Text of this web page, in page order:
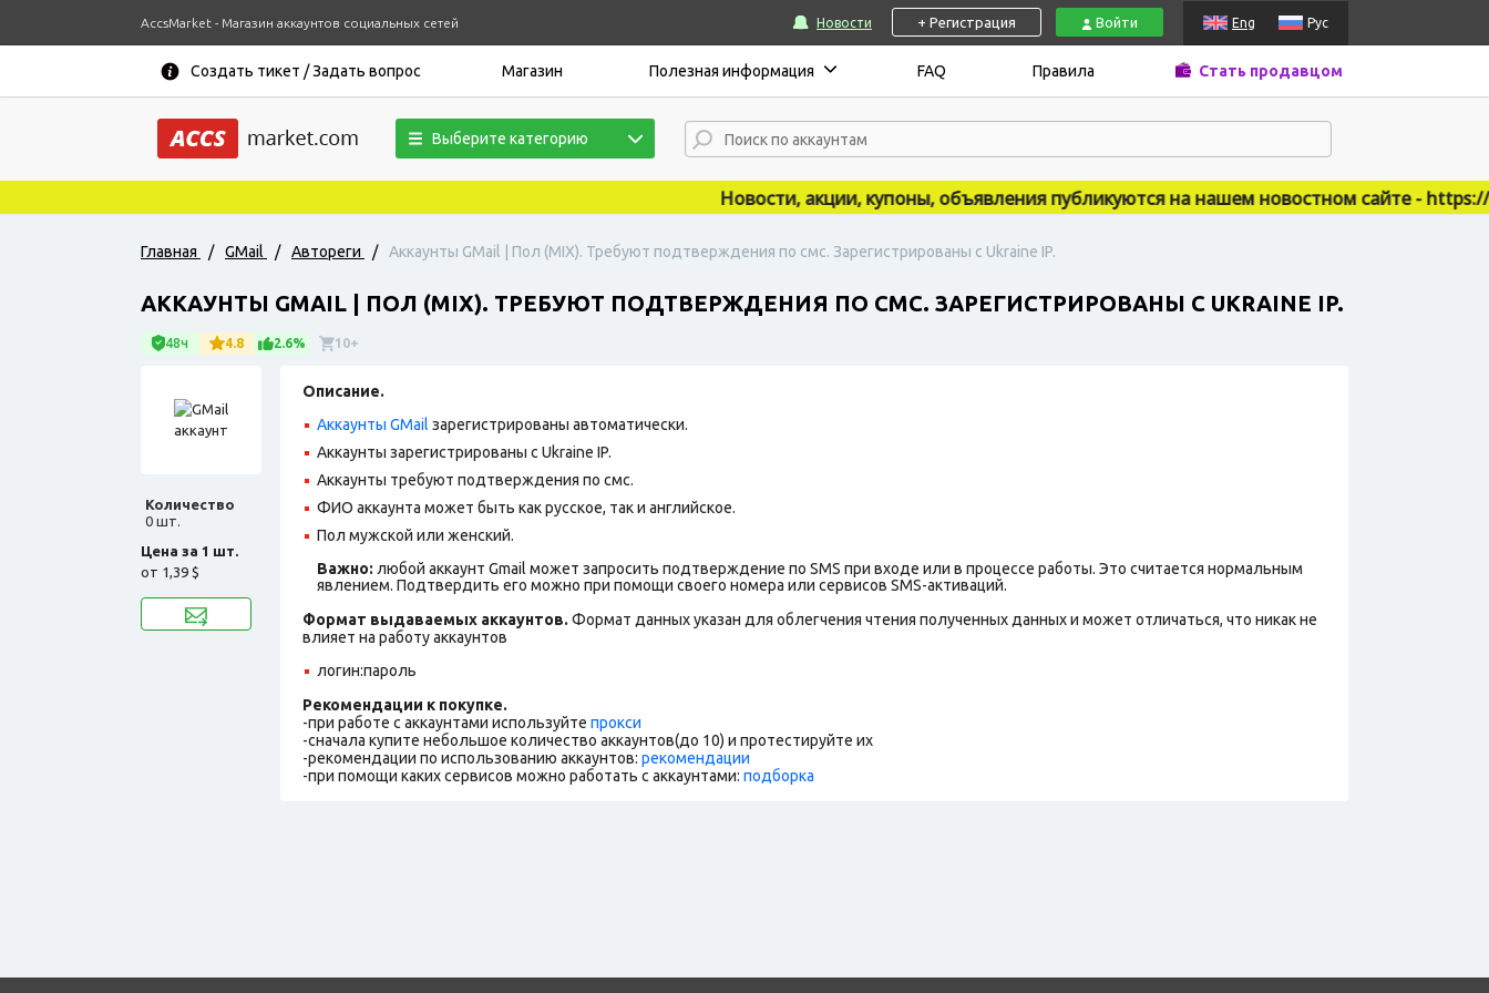
AccsMarket - Магазин аккаунтов социальных сетей Новости + Регистрация Войти Eng Рус
Создать тикет / Задать вопрос Магазин Полезная информация FAQ Правила Стать продавцом
Выберите категорию
Новости, акции, купоны, объявления публикуются на нашем новостном сайте - https://
Главная / GMail / Автореги / Аккаунты GMail | Пол (МIX). Требуют подтверждения по смс. Зарегистрированы с Ukraine IP.
АККАУНТЫ GMAIL | ПОЛ (МIX). ТРЕБУЮТ ПОДТВЕРЖДЕНИЯ ПО СМС. ЗАРЕГИСТРИРОВАНЫ С UKRAINE IP.
48ч 4.8 2.6% 10+
Количество
0 шт.
Цена за 1 шт.
от 1,39 $
Описание.
Аккаунты GMail зарегистрированы автоматически.
Аккаунты зарегистрированы с Ukraine IP.
Аккаунты требуют подтверждения по смс.
ФИО аккаунта может быть как русское, так и английское.
Пол мужской или женский.
Важно: любой аккаунт Gmail может запросить подтверждение по SMS при входе или в процессе работы. Это считается нормальным
явлением. Подтвердить его можно при помощи своего номера или сервисов SMS-активаций.
Формат выдаваемых аккаунтов. Формат данных указан для облегчения чтения полученных данных и может отличаться, что никак не
влияет на работу аккаунтов
логин:пароль
Рекомендации к покупке.
-при работе с аккаунтами используйте прокси
-сначала купите небольшое количество аккаунтов(до 10) и протестируйте их
-рекомендации по использованию аккаунтов: рекомендации
-при помощи каких сервисов можно работать с аккаунтами: подборка